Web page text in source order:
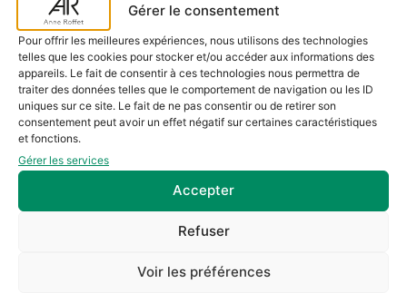
Gérer le consentement
Pour offrir les meilleures expériences, nous utilisons des technologies
telles que les cookies pour stocker et/ou accéder aux informations des
appareils. Le fait de consentir à ces technologies nous permettra de
traiter des données telles que le comportement de navigation ou les ID
uniques sur ce site. Le fait de ne pas consentir ou de retirer son
consentement peut avoir un effet négatif sur certaines caractéristiques
et fonctions.
Gérer les services
Accepter
Refuser
Voir les préférences
←
PROJET PRÉCÉDENT
Casamène Vallée
PROJET SUIVANT
Discutons devotre projet.
L'intelligence artistique et émotionnelle fera la
différence. Anne Roffet, artisane de l'identité